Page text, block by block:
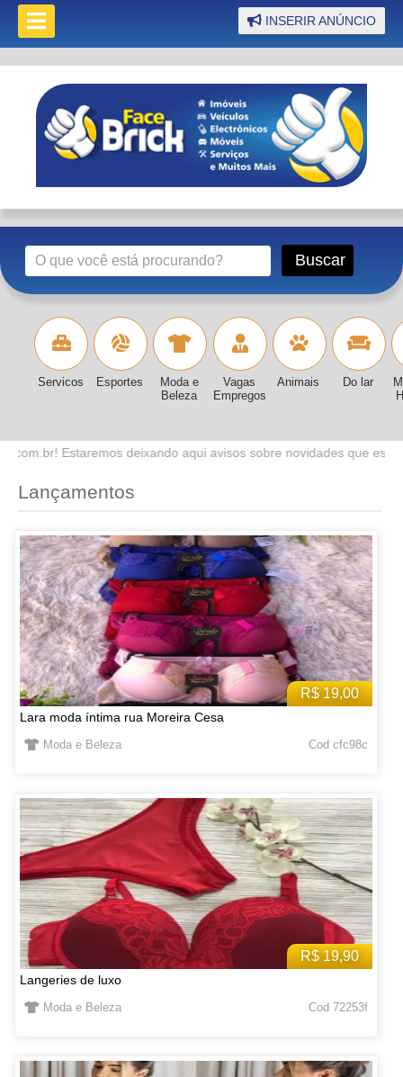
INSERIR ANÚNCIO
Servicos Esportes
Moda e
Beleza
Vagas
Empregos
Animais Do lar
aqui avisos sobre novidades que estaremos lançando no site.
Lançamentos
R$ 19,00
Lara moda íntima rua Moreira Cesa
Moda e Beleza Cod cfc98c
R$ 19,90
Langeries de luxo
Moda e Beleza Cod 72253f